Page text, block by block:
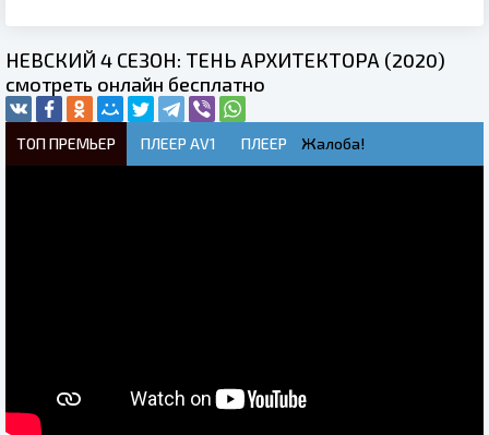
НЕВСКИЙ 4 СЕЗОН: ТЕНЬ АРХИТЕКТОРА (2020)
смотреть онлайн бесплатно
ТОП ПРЕМЬЕР ПЛЕЕР AV1 ПЛЕЕР Жалоба!